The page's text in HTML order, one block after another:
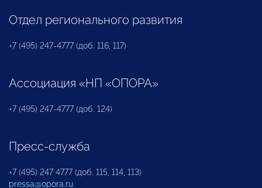
Отдел регионального развития
+7 (495) 247-4777 (доб. 116, 117)
Ассоциация «НП «ОПОРА»
+7 (495) 247-4777 (доб. 124)
Пресс-служба
+7 (495) 247 4777 (доб. 115, 114, 113)
pressa@opora.ru